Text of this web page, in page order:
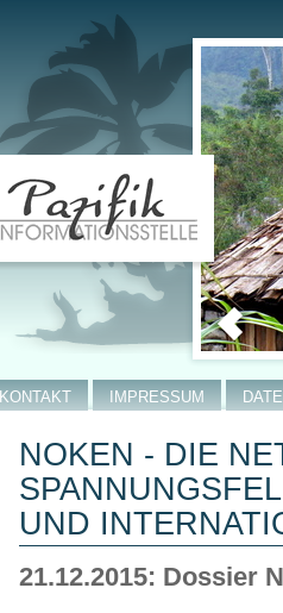
NOKEN - DIE
UND
21.12.2015: Dossier
KONTAKT IMPRESSUM